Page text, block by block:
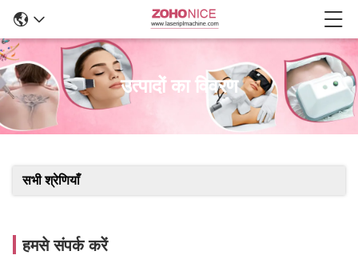
उत्पादों का विवरण
सभी श्रेणियाँ
हमसे संपर्क करें